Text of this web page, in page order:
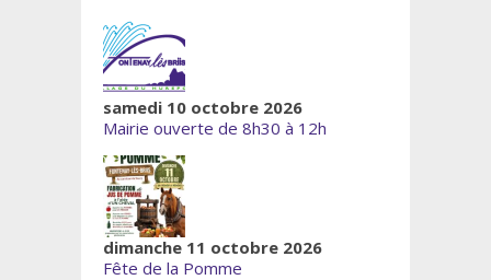
samedi 10 octobre 2026
Mairie ouverte de 8h30 à 12h
dimanche 11 octobre 2026
Fête de la Pomme